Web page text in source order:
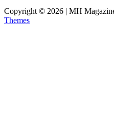
Copyright © 2026 | MH
Themes